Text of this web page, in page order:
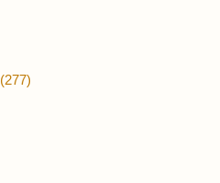
(277)